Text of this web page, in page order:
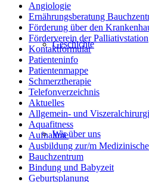
Geschichte
Wir über uns
Angiologie
Ernährungsberatung
Förderung über den
Förderverein der Palliativstation
Kontaktformular
Patienteninfo
Patientenmappe
Schmerztherapie
Telefonverzeichnis
Aktuelles
Allgemein- und
Aquafitness
Aufnahme
Ausbildung zur/m
Bauchzentrum
Bindung und Babyzeit
Geburtsplanung